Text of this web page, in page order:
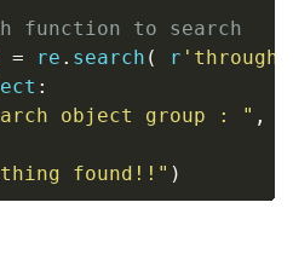
function to search
= re . search ( r 'through'
:
object group : " ,
found!!" )